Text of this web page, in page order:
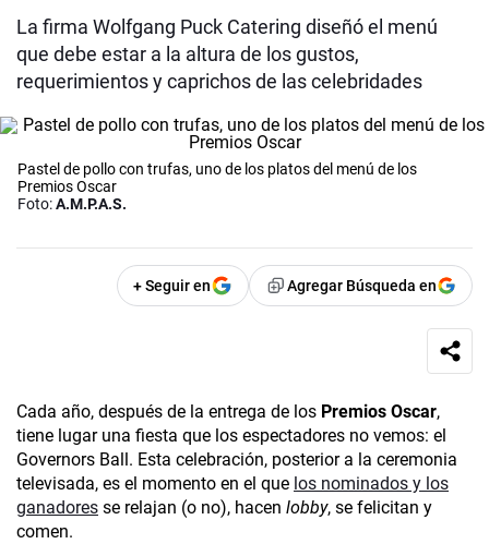
La firma Wolfgang Puck Catering diseñó el menú
que debe estar a la altura de los gustos,
requerimientos y caprichos de las celebridades
Pastel de pollo con trufas, uno de los platos del menú de los
Premios Oscar
Foto:A.M.P.A.S.
+ Seguir en Agregar Búsqueda en
Cada año, después de la entrega de los Premios Oscar,
tiene lugar una fiesta que los espectadores no vemos: el
Governors Ball. Esta celebración, posterior a la ceremonia
televisada, es el momento en el que los nominados y los
ganadores se relajan (o no), hacen lobby, se felicitan y
comen.